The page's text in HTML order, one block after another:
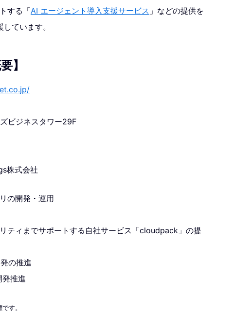
する「AI エージェント導入支援サービス 」などの提供を
ています。
】
ビジネスタワー29F
株式会社
の開発・運用
ティまでサポートする自社サービス「cloudpack」の提
の推進
推進
す。